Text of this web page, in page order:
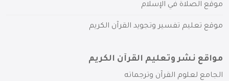
موقع الصلاة في الإسلام
موقع تعليم تفسير وتجويد القرآن الكريم
مواقع نشر وتعليم القرآن الكريم
الجامع لعلوم القرآن وترجماته